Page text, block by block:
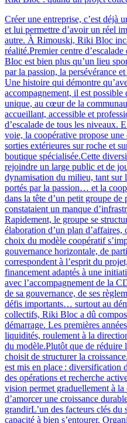
Créer une entreprise, c’est déjà
et lui permettre d’avoir un réel
autre. À Rimouski, Riki Bloc
réalité.Premier centre
Bloc est bien plus qu’un lieu
par la passion, la persévérance
Une histoire qui démontre
accompagnement, il est possible
unique, au cœur de la
accueillant, accessible et
d’escalade de tous les niveaux.
voie, la coopérative propose
sorties extérieures sur roche et
boutique spécialisée.Cette
rejoindre un large public et de
dynamisation du milieu, tant sur
portés par la passion… et la
dans la tête d’un petit groupe de
constataient un manque
Rapidement, le groupe se
élaboration d’un plan
choix du modèle coopératif
gouvernance horizontale, de
correspondent à l’esprit du
financement adaptés à une
avec l’accompagnement de la
de sa gouvernance, de ses
défis importants… surtout au
collectifs, Riki Bloc a dû
démarrage. Les premières
liquidités, roulement à la
du modèle.Plutôt que de réduire
choisit de structurer la
est mis en place : diversification
des opérations et recherche
vision permet graduellement à
d’amorcer une croissance
grandirL’un des facteurs clés
capacité à bien s’entourer.